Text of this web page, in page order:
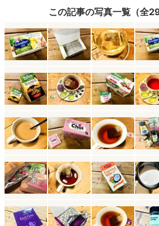
この記事の写真一覧（全29